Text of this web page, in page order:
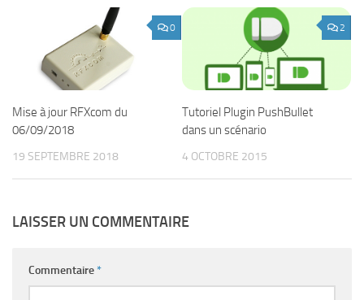
0
Mise à jour RFXcom du
06/09/2018
19 SEPTEMBRE 2018
2
Tutoriel Plugin PushBullet
dans un scénario
4 OCTOBRE 2015
LAISSER UN COMMENTAIRE
Commentaire*